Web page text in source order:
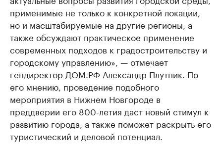
применимые не только к конкретной локации,
но и масштабируемые на другие регионы, а
также обсуждают практическое применение
современных подходов к градостроительству и
городскому управлению», — отмечает
гендиректор ДОМ.РФ Александр Плутник. По
его мнению, проведение подобного
мероприятия в Нижнем Новгороде в
преддверии его 800-летия даст новый стимул к
развитию города, а также поможет раскрыть его
туристический и деловой потенциал.